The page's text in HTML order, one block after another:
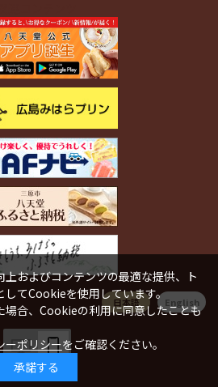
日本語 English
PC SP
およびコンテンツの最適な提供、ト
してCookieを使用しています。
場合、Cookieの利用に同意したことも
ーポリシーをご確認ください。
承諾する